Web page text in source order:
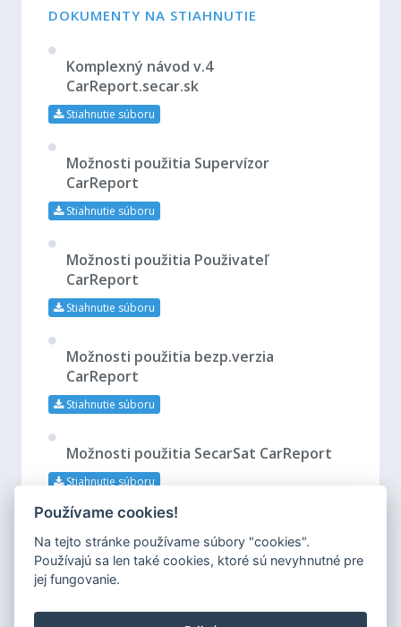
DOKUMENTY NA STIAHNUTIE
Komplexný návod v.4
CarReport.secar.sk
Stiahnutie súboru
Možnosti použitia Supervízor
CarReport
Stiahnutie súboru
Možnosti použitia Použivateľ
CarReport
Stiahnutie súboru
Možnosti použitia bezp.verzia
CarReport
Stiahnutie súboru
Možnosti použitia SecarSat CarReport
Stiahnutie súboru
Export dátových viet z OMV
Stiahnutie súboru
Export dátových viet z Slovnaft
Používame cookies!
Na tejto stránke používame súbory "cookies".
Používajú sa len také cookies, ktoré sú nevyhnutné pre
jej fungovanie.